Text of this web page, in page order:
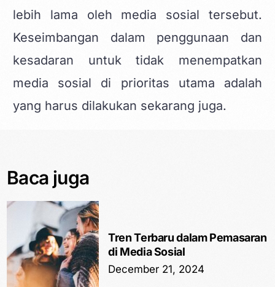
lebih lama oleh media sosial tersebut.
Keseimbangan dalam penggunaan dan
kesadaran untuk tidak menempatkan
media sosial di prioritas utama adalah
yang harus dilakukan sekarang juga.
Baca juga
Tren Terbaru dalam Pemasaran
di Media Sosial
December 21, 2024